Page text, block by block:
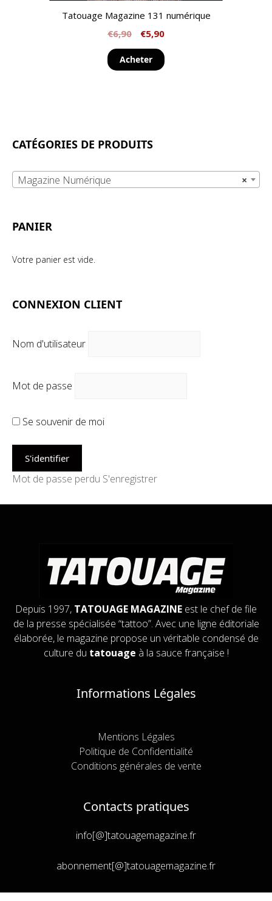
Tatouage Magazine 131 numérique
€6,90 €5,90
Acheter
CATÉGORIES DE PRODUITS
×
Magazine Numérique
PANIER
Votre panier est vide.
CONNEXION CLIENT
Nom d'utilisateur
Mot de passe
Se souvenir de moi
Mot de passe perdu S'enregistrer
Depuis 1997, TATOUAGE MAGAZINE est le chef de file
de la presse spécialisée “tattoo”. Avec une ligne éditoriale
élaborée, le magazine propose un véritable condensé de
culture du tatouage à la sauce française !
Informations Légales
Mentions Légales
Politique de Confidentialité
Conditions générales de vente
Contacts pratiques
info[@]tatouagemagazine.fr
abonnement[@]tatouagemagazine.fr